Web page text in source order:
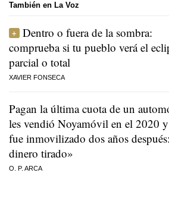
También en La Voz
Dentro o fuera de la sombra:
comprueba si tu pueblo verá el
parcial o total
XAVIER FONSECA
Pagan la última cuota de un
les vendió Noyamóvil en el 2020
fue inmovilizado dos años
dinero tirado»
O. P. ARCA